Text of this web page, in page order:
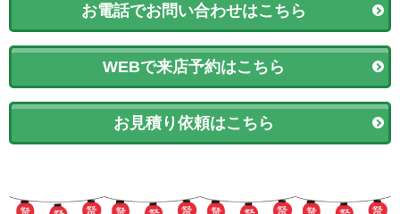
お電話でお問い合わせはこちら
WEBで来店予約はこちら
お見積り依頼はこちら